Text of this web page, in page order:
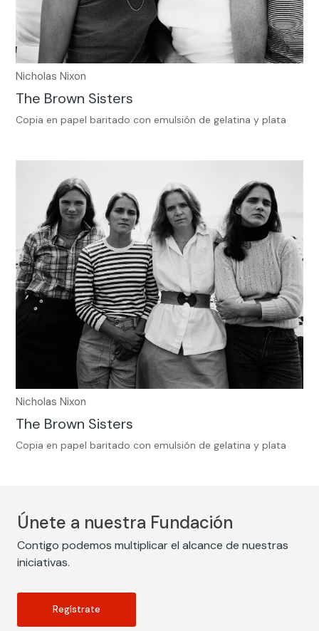
Nicholas Nixon
The Brown Sisters
Copia en papel baritado con emulsión de gelatina y plata
Nicholas Nixon
The Brown Sisters
Copia en papel baritado con emulsión de gelatina y plata
Únete a nuestra Fundación
Contigo podemos multiplicar el alcance de nuestras
iniciativas.
Regístrate